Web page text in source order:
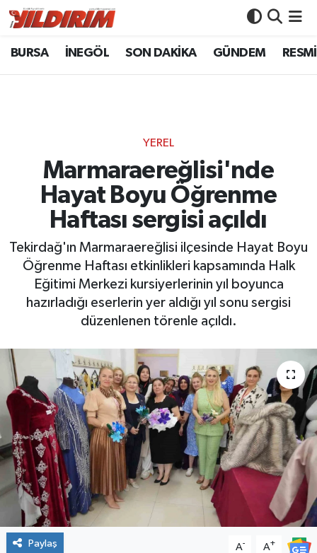
BURSA İNEGÖL SON DAKİKA GÜNDEM
YEREL
Marmaraereğlisi'nde
Hayat Boyu Öğrenme
Haftası sergisi açıldı
Tekirdağ'ın Marmaraereğlisi ilçesinde Hayat Boyu
Öğrenme Haftası etkinlikleri kapsamında Halk
Eğitimi Merkezi kursiyerlerinin yıl boyunca
hazırladığı eserlerin yer aldığı yıl sonu sergisi
düzenlenen törenle açıldı.
Paylaş A- A+
BURSA
GÜNDEM
RESMİ İLANLAR
SİYASET
YAŞAM
Bursa Nöbetçi Eczaneler
Bursa Trafik Yoğunluk Haritası
Süper Lig Puan Durumu ve Fikstür
Son Dakika Haberleri
Haber Arşivi